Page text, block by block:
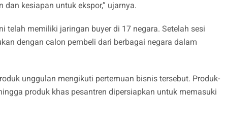
kesiapan untuk ekspor,” ujarnya.
telah memiliki jaringan buyer di 17 negara. Setelah sesi
dengan calon pembeli dari berbagai negara dalam
unggulan mengikuti pertemuan bisnis tersebut. Produk-
produk khas pesantren dipersiapkan untuk memasuki